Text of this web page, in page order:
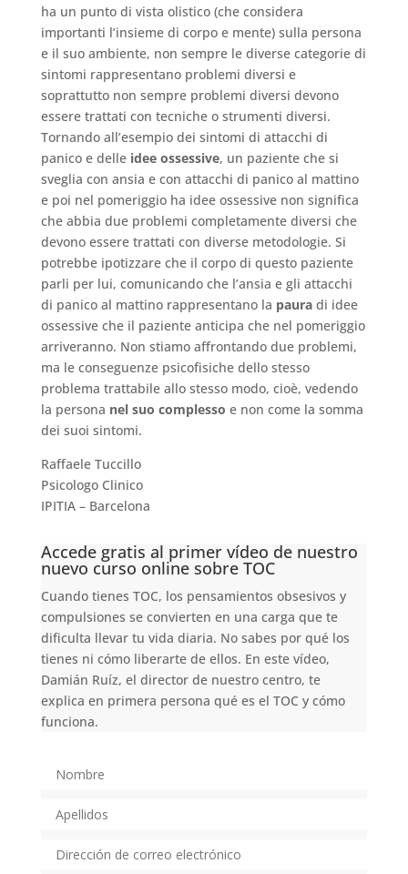
ha un punto di vista olistico (che considera
importanti l’insieme di corpo e mente) sulla persona
e il suo ambiente, non sempre le diverse categorie di
sintomi rappresentano problemi diversi e
soprattutto non sempre problemi diversi devono
essere trattati con tecniche o strumenti diversi.
Tornando all’esempio dei sintomi di attacchi di
panico e delle idee ossessive, un paziente che si
sveglia con ansia e con attacchi di panico al mattino
e poi nel pomeriggio ha idee ossessive non significa
che abbia due problemi completamente diversi che
devono essere trattati con diverse metodologie. Si
potrebbe ipotizzare che il corpo di questo paziente
parli per lui, comunicando che l’ansia e gli attacchi
di panico al mattino rappresentano la pauradi idee
ossessive che il paziente anticipa che nel pomeriggio
arriveranno. Non stiamo affrontando due problemi,
ma le conseguenze psicofisiche dello stesso
problema trattabile allo stesso modo, cioè, vedendo
la persona nel suo complesso e non come la somma
dei suoi sintomi.
Raffaele Tuccillo
Psicologo Clinico
IPITIA – Barcelona
Accede gratis al primer vídeo de nuestro
nuevo curso online sobre TOC
Cuando tienes TOC, los pensamientos obsesivos y
compulsiones se convierten en una carga que te
dificulta llevar tu vida diaria. No sabes por qué los
tienes ni cómo liberarte de ellos. En este vídeo,
Damián Ruíz, el director de nuestro centro, te
explica en primera persona qué es el TOC y cómo
funciona.